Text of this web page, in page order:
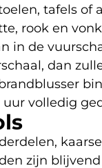
tafels
rook en
in de
dan
volledig
zijn